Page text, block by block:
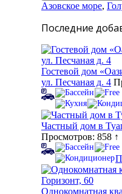
Азовское море,
Последние
Гостевой дом
ул. Песчаная д. 4
Частный дом в
Просмотров: 858 ↑
Однокомнатная